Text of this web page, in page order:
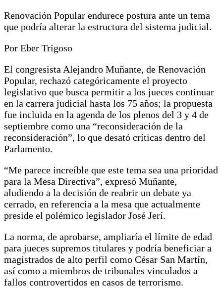
Renovación Popular endurece postura ante un tema
que podría alterar la estructura del sistema judicial.
Por Eber Trigoso
El congresista Alejandro Muñante, de Renovación
Popular, rechazó categóricamente el proyecto
legislativo que busca permitir a los jueces continuar
en la carrera judicial hasta los 75 años; la propuesta
fue incluida en la agenda de los plenos del 3 y 4 de
septiembre como una “reconsideración de la
reconsideración”, lo que desató críticas dentro del
Parlamento.
“Me parece increíble que este tema sea una prioridad
para la Mesa Directiva”, expresó Muñante,
aludiendo a la decisión de reabrir un debate ya
cerrado, en referencia a la mesa que actualmente
preside el polémico legislador José Jerí.
La norma, de aprobarse, ampliaría el límite de edad
para jueces supremos titulares y podría beneficiar a
magistrados de alto perfil como César San Martín,
así como a miembros de tribunales vinculados a
fallos controvertidos en casos de terrorismo.